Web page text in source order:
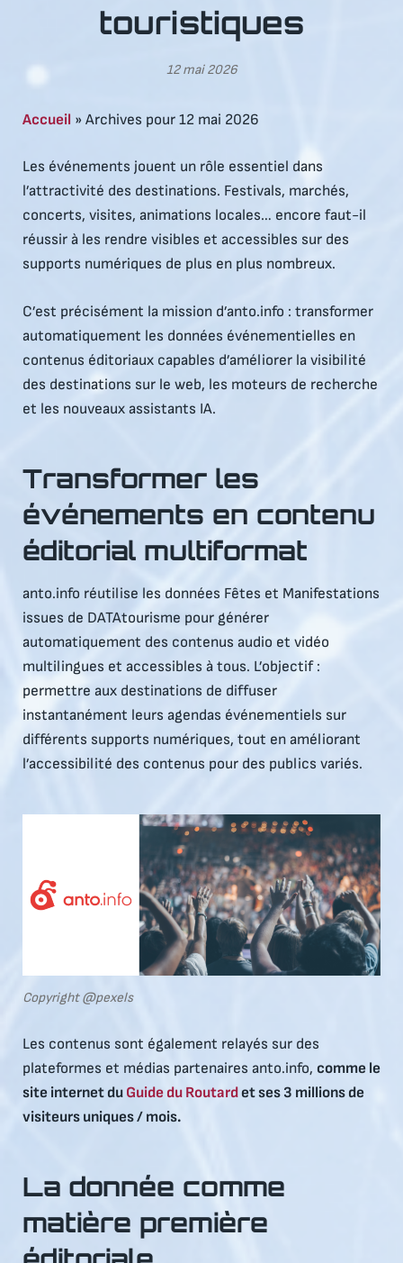
touristiques
12 mai 2026
Accueil » Archives pour 12 mai 2026
Les événements jouent un rôle essentiel dans
l’attractivité des destinations. Festivals, marchés,
concerts, visites, animations locales… encore faut-il
réussir à les rendre visibles et accessibles sur des
supports numériques de plus en plus nombreux.
C’est précisément la mission d’anto.info : transformer
automatiquement les données événementielles en
contenus éditoriaux capables d’améliorer la visibilité
des destinations sur le web, les moteurs de recherche
et les nouveaux assistants IA.
Transformer les
événements en contenu
éditorial multiformat
anto.info réutilise les données Fêtes et Manifestations
issues de DATAtourisme pour générer
automatiquement des contenus audio et vidéo
multilingues et accessibles à tous. L’objectif :
permettre aux destinations de diffuser
instantanément leurs agendas événementiels sur
différents supports numériques, tout en améliorant
l’accessibilité des contenus pour des publics variés.
Copyright@pexels
Les contenus sont également relayés sur des
plateformes et médias partenaires anto.info, comme le
site internet du Guide du Routardet ses 3 millions de
visiteurs uniques / mois.
La donnée comme
matière première